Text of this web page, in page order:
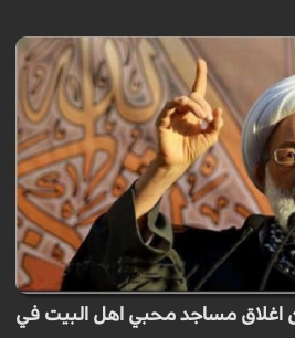
اغلاق مساجد محبي اهل البيت في